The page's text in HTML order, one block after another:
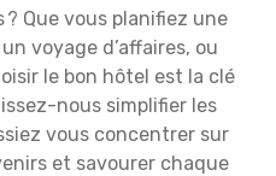
Que vous planifiez une
voyage d’affaires, ou
le bon hôtel est la clé
nous simplifier les
vous concentrer sur
et savourer chaque